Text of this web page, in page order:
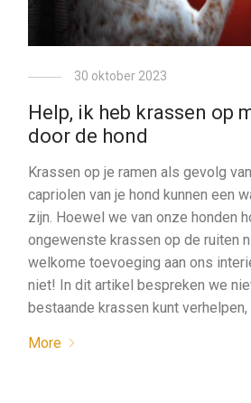
30 oktober 2023
Help, ik heb krassen op
door de hond
Krassen op je ramen als gevolg
capriolen van je hond kunnen een
zijn. Hoewel we van onze honden
ongewenste krassen op de ruiten
welkome toevoeging aan ons
niet! In dit artikel bespreken we
bestaande krassen kunt verhelpen,
More